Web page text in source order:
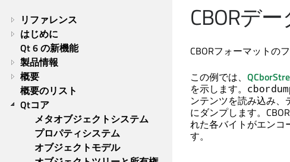
リファレンス
はじめに
Qt 6 の新機能
製品情報
概要
概要のリスト
Qtコア
メタオブジェクトシステム
プロパティシステム
オブジェクトモデル
CBORデ
CBORフォーマットの
この例では、
を示します。
ンテンツを読み込み
にダンプします。
れた各バイトがエンコ
す。